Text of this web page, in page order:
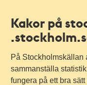
Kakor på
På Stockholmskällan
sammanställa
fungera på ett bra sätt